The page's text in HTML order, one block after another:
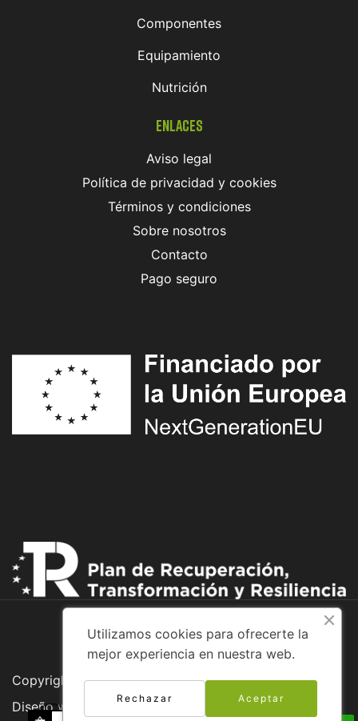
Componentes
Equipamiento
Nutrición
Enlaces
Aviso legal
Política de privacidad y cookies
Términos y condiciones
Sobre nosotros
Contacto
Pago seguro
Copyright © 2026 Adventure Bike
Diseño web:
Utilizamos cookies para ofrecerte la
mejor experiencia en nuestra web.
Aceptar
Rechazar